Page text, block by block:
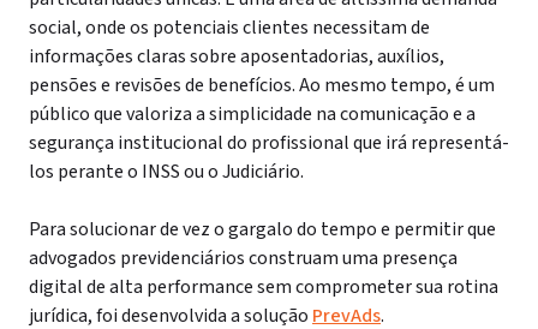
social, onde os potenciais clientes necessitam de
informações claras sobre aposentadorias, auxílios,
pensões e revisões de benefícios. Ao mesmo tempo, é um
público que valoriza a simplicidade na comunicação e a
segurança institucional do profissional que irá representá-
los perante o INSS ou o Judiciário.
Para solucionar de vez o gargalo do tempo e permitir que
advogados previdenciários construam uma presença
digital de alta performance sem comprometer sua rotina
jurídica, foi desenvolvida a solução PrevAds.